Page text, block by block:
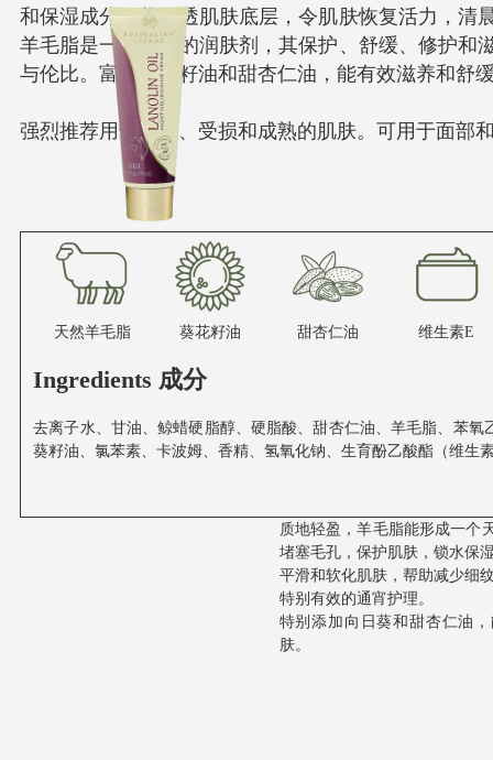
和保湿成分，能深透肌肤底层，令肌肤恢复活力，清
羊毛脂是一种天然的润肤剂，其保护、舒缓、修护和
与伦比。富含葵花籽油和甜杏仁油，能有效滋养和舒
强烈推荐用于干燥、受损和成熟的肌肤。可用于面部
澳芝曼金装绵羊脂滋润维E晚霜
天然羊毛脂
葵花籽油 甜杏仁油 维生素E
Ingredients 成分
去离子水、甘油、鲸蜡硬脂醇、硬脂酸、甜杏仁油、羊毛脂、苯氧
葵籽油、氯苯素、卡波姆、香精、氢氧化钠、生育酚乙酸酯（维生
质地轻盈，羊毛脂能形成一个
堵塞毛孔，保护肌肤，锁水保
平滑和软化肌肤，帮助减少细
特别有效的通宵护理。
特别添加向日葵和甜杏仁油
肤。